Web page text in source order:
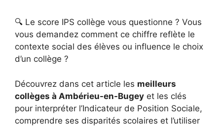
🔍 Le score IPS collège vous questionne ? Vous
vous demandez comment ce chiffre reflète le
contexte social des élèves ou influence le choix
d’un collège ?
Découvrez dans cet article les meilleurs
collèges à Ambérieu-en-Bugey et les clés
pour interpréter l’Indicateur de Position Sociale,
comprendre ses disparités scolaires et l’utiliser